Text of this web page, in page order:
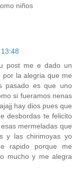
niños
post me e dado un
la alegria que me
pasado es que uno
si fueramos nenas
hay dios pues que
desbordas te felicito
mermeladas que
y las chirimoyas yo
rapido porque me
mucho y me alegra